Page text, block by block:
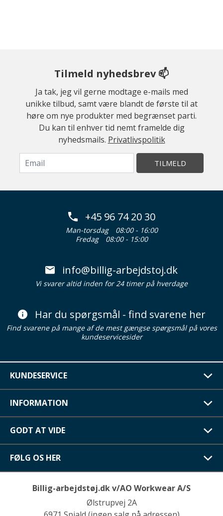
Tilmeld nyhedsbrev 📫
Ja tak, jeg vil gerne modtage e-mails med
unikke tilbud, samt være blandt de første til at
høre om nye produkter med begrænset parti.
Du kan til enhver tid nemt framelde dig
nyhedsmails. Privatlivspolitik
TILMELD
+45 96 74 20 30
Man-torsdag
08:00 - 16:00
Fredag
08:00 - 15:00
info@billig-arbejdstoj.dk
Vi svarer altid inden for 24 timer på hverdage
Har du spørgsmål - find svarene her
Find svarene på mange af de mest gængse spørgsmål på vores
kundeservicesider
KUNDESERVICE
INFORMATION
GODT AT VIDE
FØLG OS HER
Billig-arbejdstøj.dk v/AO Workwear A/S
Ølstrupvej 2A